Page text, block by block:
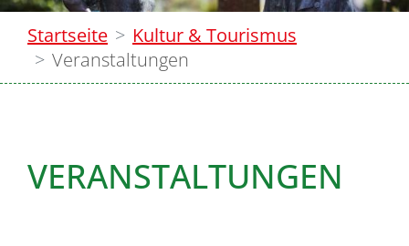
Startseite
Kultur & Tourismus
Veranstaltungen
VERANSTALTUNGEN